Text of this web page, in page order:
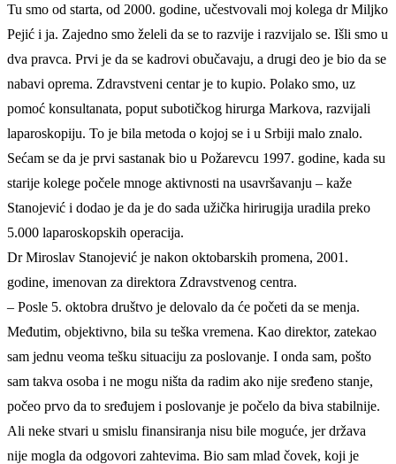
Tu smo od starta, od 2000. godine, učestvovali moj kolega dr Miljko
Pejić i ja. Zajedno smo želeli da se to razvije i razvijalo se. Išli smo u
dva pravca. Prvi je da se kadrovi obučavaju, a drugi deo je bio da se
nabavi oprema. Zdravstveni centar je to kupio. Polako smo, uz
pomoć konsultanata, poput subotičkog hirurga Markova, razvijali
laparoskopiju. To je bila metoda o kojoj se i u Srbiji malo znalo.
Sećam se da je prvi sastanak bio u Požarevcu 1997. godine, kada su
starije kolege počele mnoge aktivnosti na usavršavanju – kaže
Stanojević i dodao je da je do sada užička hirirugija uradila preko
5.000 laparoskopskih operacija.
Dr Miroslav Stanojević je nakon oktobarskih promena, 2001.
godine, imenovan za direktora Zdravstvenog centra.
– Posle 5. oktobra društvo je delovalo da će početi da se menja.
Međutim, objektivno, bila su teška vremena. Kao direktor, zatekao
sam jednu veoma tešku situaciju za poslovanje. I onda sam, pošto
sam takva osoba i ne mogu ništa da radim ako nije sređeno stanje,
počeo prvo da to sređujem i poslovanje je počelo da biva stabilnije.
Ali neke stvari u smislu finansiranja nisu bile moguće, jer država
nije mogla da odgovori zahtevima. Bio sam mlad čovek, koji je